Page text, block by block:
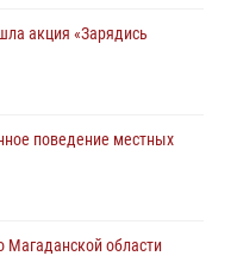
акция «Зарядись
поведение местных
Магаданской области